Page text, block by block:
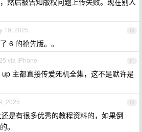
10
19, 2025
6 的抢先版。。
11
via iPhone
主都直接传爱死机全集，这不是默许是
12
2025
是有很多优秀的教程资料的，如果倒
。